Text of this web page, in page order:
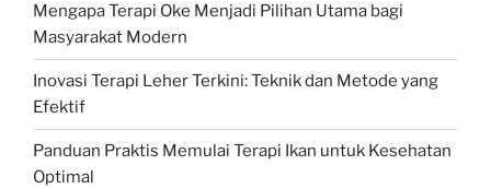
Mengapa Terapi Oke Menjadi Pilihan Utama bagi
Masyarakat Modern
Inovasi Terapi Leher Terkini: Teknik dan Metode yang
Efektif
Panduan Praktis Memulai Terapi Ikan untuk Kesehatan
Optimal